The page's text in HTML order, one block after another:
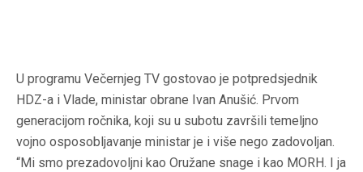
U programu Večernjeg TV gostovao je potpredsjednik
HDZ-a i Vlade, ministar obrane Ivan Anušić. Prvom
generacijom ročnika, koji su u subotu završili temeljno
vojno osposobljavanje ministar je i više nego zadovoljan.
“Mi smo prezadovoljni kao Oružane snage i kao MORH. I ja